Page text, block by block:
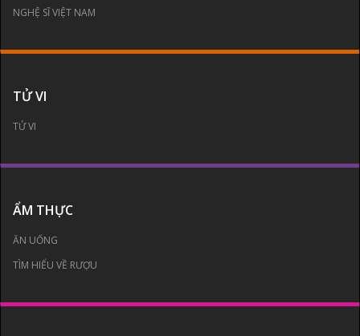
NGHỆ SĨ VIỆT NAM
TỬ VI
TỬ VI
ẨM THỰC
ĂN UỐNG
TÌM HIỂU VỀ RƯỢU